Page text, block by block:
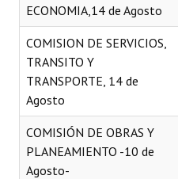
Informes de Gestión
Proyectos Presentados
Dictámenes Asesoría Letrada
Actas de Sesión
Informes de Unidad
ECONOMIA,14 de Agosto
COMISION DE SERVICIOS,
TRANSITO Y
TRANSPORTE, 14 de
Agosto
COMISIÓN DE OBRAS Y
PLANEAMIENTO -10 de
Agosto-